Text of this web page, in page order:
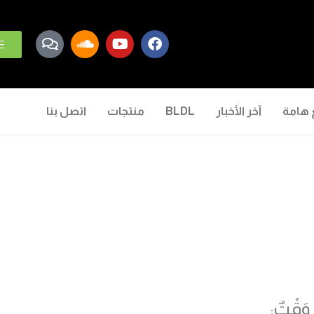
هامة آخر الأخبار BLDL منتجات اتصل بنا
وَقْتٌ: